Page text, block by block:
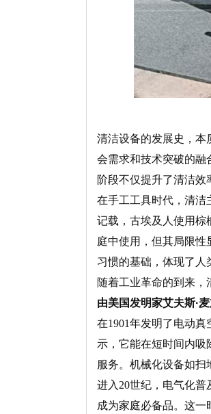
清洁设备的发展史，本
会需求和技术突破的融
阶段不仅提升了清洁
在手工工具时代，清洁
记载，古埃及人使用棕
庭中使用，但其局限
习惯的基础，体现了人
随着工业革命的到来
由美国发明家艾夫斯·
在1901年发明了电动
示，它能在短时间内
服务。 机械化设备如扫
进入20世纪，电气化普
成为家庭必备品。这